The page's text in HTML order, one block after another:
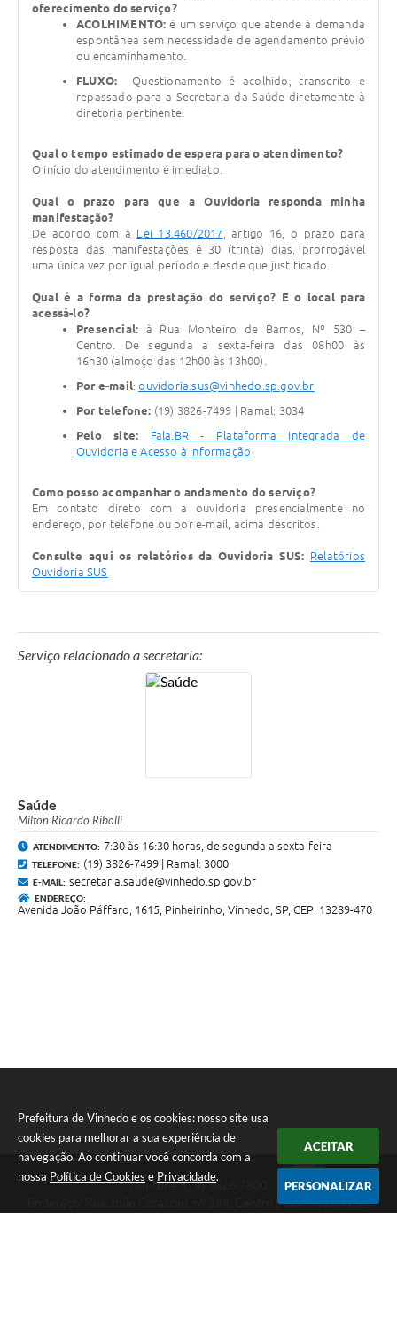
Prefeitura de Vinhedo e os cookies: nosso site usa
cookies para melhorar a sua experiência de
navegação. Ao continuar você concorda com a
nossa Política de Cookies e Privacidade.
ACEITAR
PERSONALIZAR
oferecimento do serviço?
ACOLHIMENTO:é um serviço que atende à demanda
espontânea sem necessidade de agendamento prévio
ou encaminhamento.
FLUXO: Questionamento é acolhido, transcrito e
repassado para a Secretaria da Saúde diretamente à
diretoria pertinente.
Qual o tempo estimado de espera para o atendimento?
O início do atendimento é imediato.
Qual o prazo para que a Ouvidoria responda minha
manifestação?
De acordo com a Lei 13.460/2017 , artigo 16, o prazo para
resposta das manifestações é 30 (trinta) dias, prorrogável
uma única vez por igual período e desde que justificado.
Qual é a forma da prestação do serviço? E o local para
acessá-lo?
Presencial: à Rua Monteiro de Barros, Nº 530 –
Centro. De segunda a sexta-feira das 08h00 às
16h30 (almoço das 12h00 às 13h00).
Por e-mail:ouvidoria.sus@vinhedo.sp.gov.br
Por telefone: (19) 3826-7499 | Ramal: 3034
Pelo site:
Fala.BR - Plataforma Integrada de
Ouvidoria e Acesso à Informação
Como posso acompanhar o andamento do serviço?
Em contato direto com a ouvidoria presencialmente no
endereço, por telefone ou por e-mail, acima descritos.
Consulte aqui os relatórios da Ouvidoria SUS: Relatórios
Ouvidoria SUS
Serviço relacionado a secretaria:
Saúde
Milton Ricardo Ribolli
ATENDIMENTO: 7:30 às 16:30 horas, de segunda a sexta-feira
TELEFONE: (19) 3826-7499 | Ramal: 3000
E-MAIL: secretaria.saude@vinhedo.sp.gov.br
ENDEREÇO:
Avenida João Páffaro, 1615, Pinheirinho, Vinhedo, SP, CEP: 13289-470
Telefone: (19) 3826-7800
Endereço: Rua João Corazzari, nº 394, Centro | CEP: 13280-091